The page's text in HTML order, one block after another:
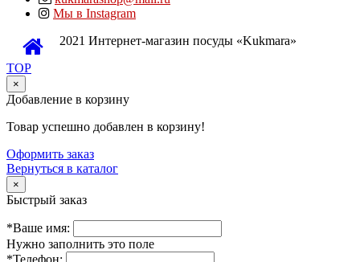
Мы в Instagram
2021 Интернет-магазин посуды «Kukmara»
TOP
×
Добавление в корзину
Товар успешно добавлен в корзину!
Оформить заказ
Вернуться в каталог
×
Быстрый заказ
*Ваше имя:
Нужно заполнить это поле
*Телефон: